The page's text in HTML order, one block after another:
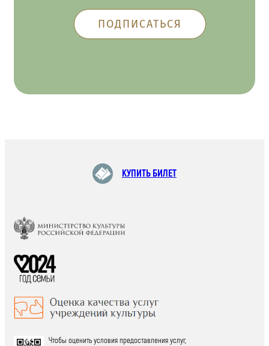
КУПИТЬ БИЛЕТ
Чтобы оценить условия предоставления услуг,